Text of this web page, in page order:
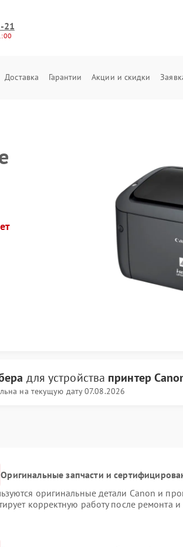
21
Доставка Гарантии Акции и скидки
для устройства принтер
на текущую дату 07.08.2026
Оригинальные запчасти и
оригинальные детали Canon и
корректную работу после ремонта